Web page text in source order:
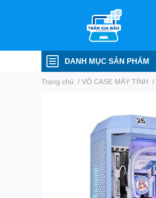
DANH MỤC SẢN PHẨM
Trang chủ / VỎ CASE MÁY TÍNH /